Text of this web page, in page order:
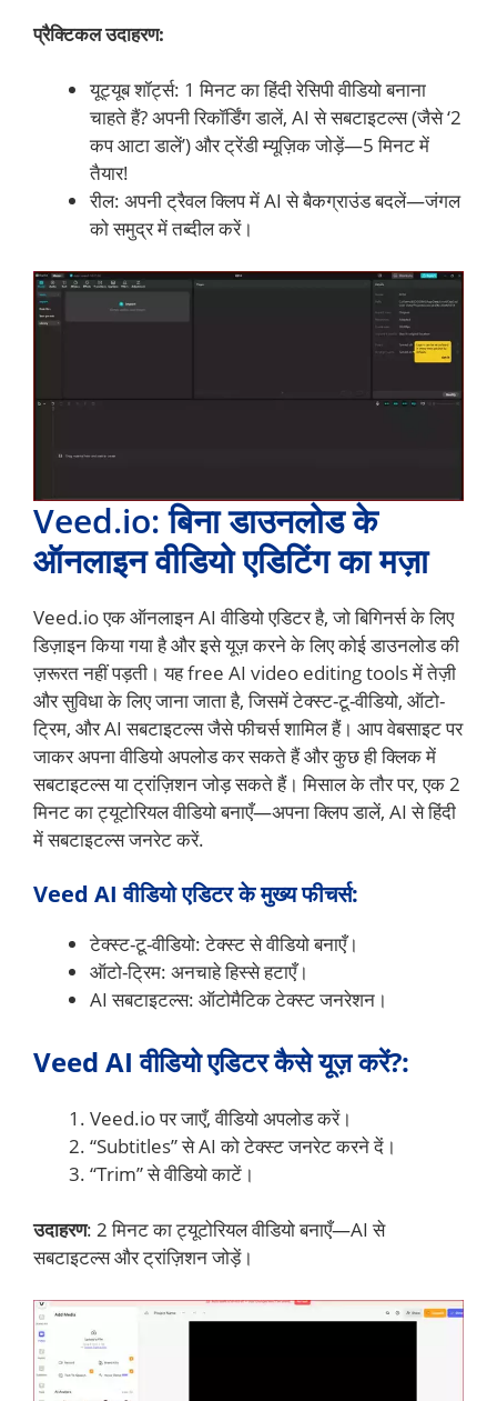
प्रैक्टिकल उदाहरण:
यूट्यूब शॉर्ट्स: 1 मिनट का हिंदी रेसिपी वीडियो बनाना
चाहते हैं? अपनी रिकॉर्डिंग डालें, AI से सबटाइटल्स (जैसे ‘2
कप आटा डालें’) और ट्रेंडी म्यूज़िक जोड़ें—5 मिनट में
तैयार!
रील: अपनी ट्रैवल क्लिप में AI से बैकग्राउंड बदलें—जंगल
को समुद्र में तब्दील करें।
Veed.io: बिना डाउनलोड के
ऑनलाइन वीडियो एडिटिंग का मज़ा
Veed.io एक ऑनलाइन AI वीडियो एडिटर है, जो बिगिनर्स के लिए
डिज़ाइन किया गया है और इसे यूज़ करने के लिए कोई डाउनलोड की
ज़रूरत नहीं पड़ती। यह free AI video editing tools में तेज़ी
और सुविधा के लिए जाना जाता है, जिसमें टेक्स्ट-टू-वीडियो, ऑटो-
ट्रिम, और AI सबटाइटल्स जैसे फीचर्स शामिल हैं। आप वेबसाइट पर
जाकर अपना वीडियो अपलोड कर सकते हैं और कुछ ही क्लिक में
सबटाइटल्स या ट्रांज़िशन जोड़ सकते हैं। मिसाल के तौर पर, एक 2
मिनट का ट्यूटोरियल वीडियो बनाएँ—अपना क्लिप डालें, AI से हिंदी
में सबटाइटल्स जनरेट करें.
Veed AI वीडियो एडिटर के मुख्य फीचर्स:
टेक्स्ट-टू-वीडियो: टेक्स्ट से वीडियो बनाएँ।
ऑटो-ट्रिम: अनचाहे हिस्से हटाएँ।
AI सबटाइटल्स: ऑटोमैटिक टेक्स्ट जनरेशन।
Veed AI वीडियो एडिटर कैसे यूज़ करें?:
Veed.io पर जाएँ, वीडियो अपलोड करें।
“Subtitles” से AI को टेक्स्ट जनरेट करने दें।
“Trim” से वीडियो काटें।
उदाहरण: 2 मिनट का ट्यूटोरियल वीडियो बनाएँ—AI से
सबटाइटल्स और ट्रांज़िशन जोड़ें।